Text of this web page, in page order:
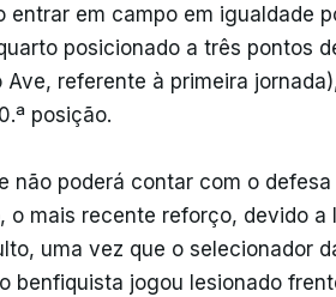
entrar em campo em igualdade
posicionado a três pontos
Ave, referente à primeira
posição.
não poderá contar com o
o mais recente reforço, devido a
uma vez que o selecionador
benfiquista jogou lesionado